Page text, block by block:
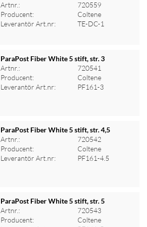
Logga in för priser
Artnr.:
720559
Producent:
Coltene
Leverantör Art.nr:
TE-DC-1
Logga in för priser
ParaPost Fiber White 5 stift, str. 3
Artnr.:
720541
Producent:
Coltene
Leverantör Art.nr:
PF161-3
Logga in för priser
ParaPost Fiber White 5 stift, str. 4,5
Artnr.:
720542
Producent:
Coltene
Leverantör Art.nr:
PF161-4.5
ParaPost Fiber White 5 stift, str. 5
Artnr.:
720543
Producent:
Coltene